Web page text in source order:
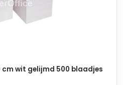
cm wit gelijmd 500 blaadjes